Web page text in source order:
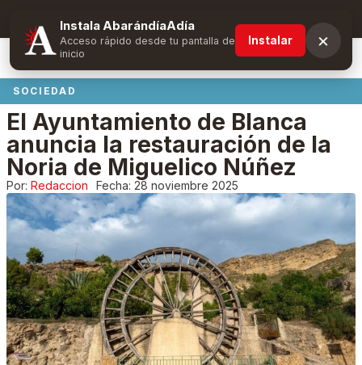
Suscríbete y obtén ventajas exclusivas
SOCIEDAD
El Ayuntamiento de Blanca
anuncia la restauración de la
Noria de Miguelico Núñez
Por: Redaccion Fecha: 28 noviembre 2025
Instala AbarándíaAdía
Acceso rápido desde tu pantalla de
inicio
Instalar ×